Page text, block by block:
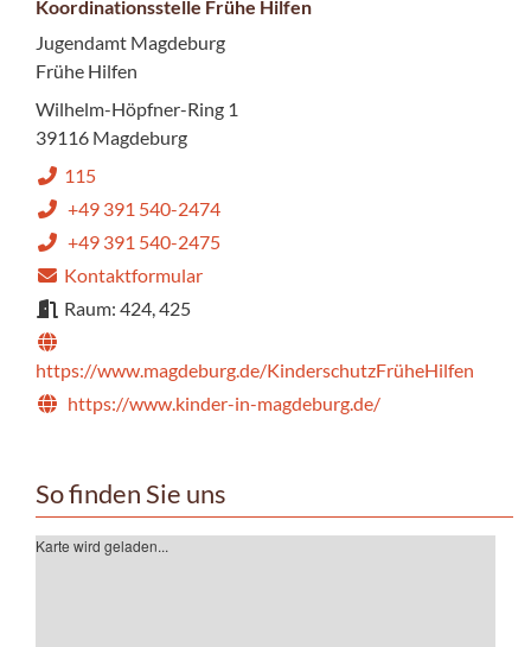
Koordinationsstelle Frühe Hilfen
Jugendamt Magdeburg
Frühe Hilfen
Wilhelm-Höpfner-Ring 1
39116 Magdeburg
115
+49 391 540-2474
+49 391 540-2475
Kontaktformular
Raum: 424, 425
https://www.magdeburg.de/KinderschutzFrüheHilfen
https://www.kinder-in-magdeburg.de/
So finden Sie uns
Karte wird geladen...